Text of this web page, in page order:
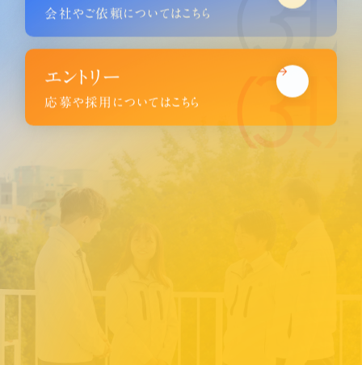
会社やご依頼についてはこちら
エントリー
応募や採用についてはこちら